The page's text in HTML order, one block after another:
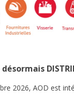
2026, AOD est